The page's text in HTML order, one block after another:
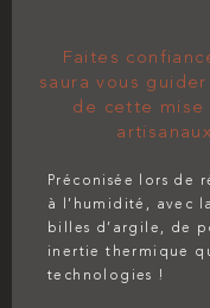
Faites
saura vous
de cette mise
Préconisée lors de
à l’humidité, avec
billes d’argile, de
inertie thermique
technologies !